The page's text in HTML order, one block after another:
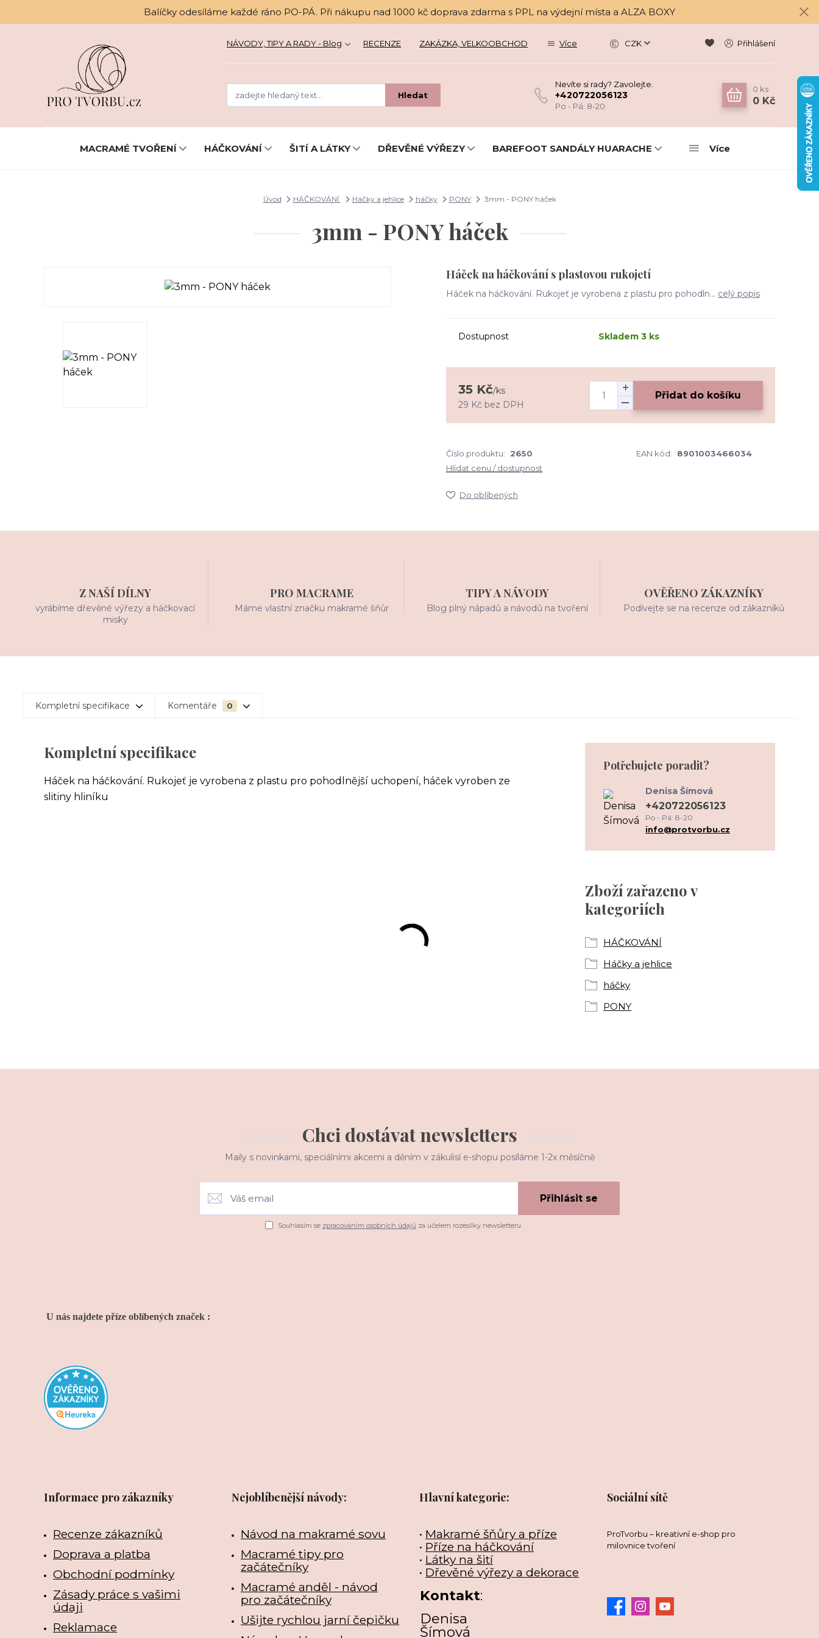
Balíčky odesíláme každé ráno PO-PÁ. Při nákupu nad 1000 kč doprava zdarma s PPL na výdejní místa a ALZA BOXY
NÁVODY, TIPY A RADY - Blog RECENZE ZAKÁZKA, VELKOOBCHOD Více CZK Přihlášení
Hledat
Nevíte si rady? Zavolejte.
+420722056123
Po - Pá: 8-20
0 ks
0 Kč
MACRAMÉ TVOŘENÍ HÁČKOVÁNÍ ŠITÍ A LÁTKY DŘEVĚNÉ VÝŘEZY BAREFOOT SANDÁLY HUARACHE Více
Úvod HÁČKOVÁNÍ Háčky a jehlice háčky PONY 3mm - PONY háček
3mm - PONY háček
Háček na háčkování s plastovou rukojetí
Háček na háčkování. Rukojeť je vyrobena z plastu pro pohodln... celý popis
Dostupnost Skladem 3 ks
35 Kč/ks
29 Kč bez DPH
Přidat do košíku
Číslo produktu: 2650 EAN kód:
8901003466034
Hlídat cenu / dostupnost
Do oblíbených
Z NAŠÍ DÍLNY
vyrábíme dřevěné výřezy a háčkovací
misky
PRO MACRAME
Máme vlastní značku makramé šňůr
TIPY A NÁVODY
Blog plný nápadů a návodů na tvoření
OVĚŘENO ZÁKAZNÍKY
Podívejte se na recenze od zákazníků
Kompletní specifikace Komentáře 0
Kompletní specifikace
Háček na háčkování. Rukojeť je vyrobena z plastu pro pohodlnější uchopení, háček vyroben ze
slitiny hliníku
Zboží zařazeno v
kategoriích
HÁČKOVÁNÍ
Háčky a jehlice
háčky
PONY
Potřebujete poradit?
Denisa Šímová
+420722056123
Po - Pá: 8-20
info@protvorbu.cz
Chci dostávat newsletters
Maily s novinkami, speciálními akcemi a děním v zákulisí e-shopu posíláme 1-2x měsíčně
Přihlásit se
Souhlasím se zpracováním osobních údajůza účelem rozesílky newsletteru.
U nás najdete příze oblíbených značek :
Informace pro zákazníky
Recenze zákazníků
Doprava a platba
Obchodní podmínky
Zásady práce s vašimi
údaji
Reklamace
Nejoblíbenější návody:
Návod na makramé sovu
Macramé tipy pro
začátečníky
Macramé anděl - návod
pro začátečníky
Ušijte rychlou jarní čepičku
Hlavní kategorie:
• Makramé šňůry a příze
• Příze na háčkování
• Látky na šití
• Dřevěné výřezy a dekorace
Kontakt:
Denisa
Šímová
Sociální sítě
ProTvorbu – kreativní e-shop pro
milovnice tvoření